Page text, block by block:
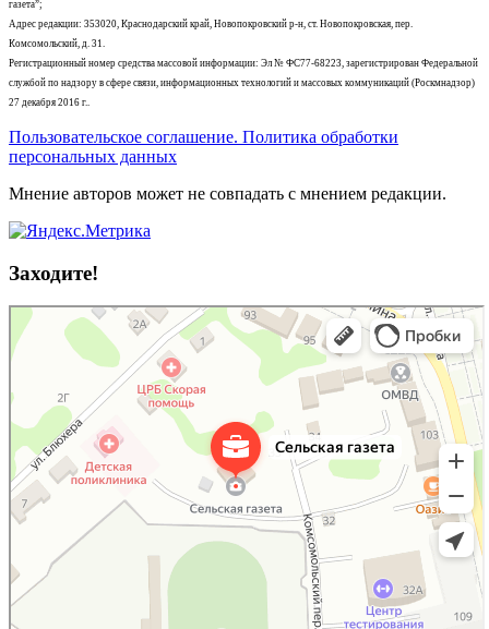
газета”;
Адрес редакции: 353020, Краснодарский край, Новопокровский р-н, ст. Новопокровская, пер.
Комсомольский, д. 31.
Регистрационный номер средства массовой информации: Эл № ФС77-68223, зарегистрирован Федеральной
службой по надзору в сфере связи, информационных технологий и массовых коммуникаций (Роскмнадзор)
27 декабря 2016 г..
Пользовательское соглашение. Политика обработки
персональных данных
Мнение авторов может не совпадать с мнением редакции.
Заходите!